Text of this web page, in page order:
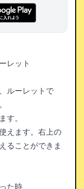
レット
ルーレットで
す。
えます。右上の
ることができま
た時